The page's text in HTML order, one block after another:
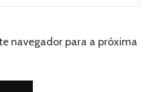
navegador para a próxima